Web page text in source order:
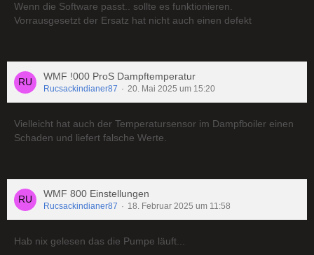
Wenn die Software passt.. sollte es funktionieren.
Vorrausgesetzt der Ersatz hat nicht auch einen defekt
WMF !000 ProS Dampftemperatur
Rucsackindianer87 20. Mai 2025 um 15:20
Vielleicht hat auch der Temperatursensor im Dampfboiler einen
Schaden und liefert falsche Werte.
WMF 800 Einstellungen
Rucsackindianer87 18. Februar 2025 um 11:58
Hab nix gelesen das die Pumpe läuft...